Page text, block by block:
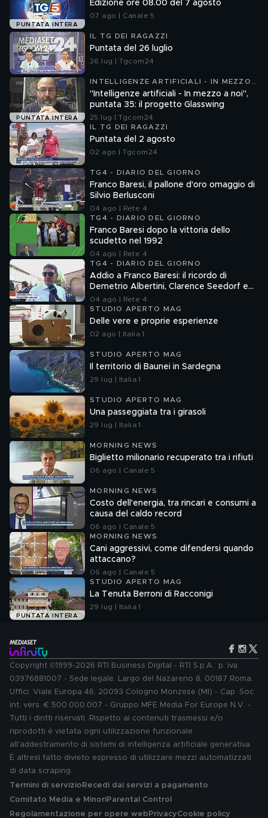
PUNTATA INTERA
Edizione ore 08.00 del 7 agosto
07 ago | Canale 5
IL TG DEI RAGAZZI
Puntata del 26 luglio
26 lug | Tgcom24
PUNTATA INTERA
INTELLIGENZE ARTIFICIALI - IN MEZZO
A NOI
"Intelligenze artificiali - In mezzo a noi",
puntata 35: il progetto Glasswing
25 lug | Tgcom24
IL TG DEI RAGAZZI
Puntata del 2 agosto
02 ago | Tgcom24
TG4 - DIARIO DEL GIORNO
Franco Baresi, il pallone d'oro omaggio di
Silvio Berlusconi
04 ago | Rete 4
TG4 - DIARIO DEL GIORNO
Franco Baresi dopo la vittoria dello
scudetto nel 1992
04 ago | Rete 4
TG4 - DIARIO DEL GIORNO
Addio a Franco Baresi: il ricordo di
Demetrio Albertini, Clarence Seedorf e
Giovanni Galli
04 ago | Rete 4
STUDIO APERTO MAG
Delle vere e proprie esperienze
02 ago | Italia 1
STUDIO APERTO MAG
Il territorio di Baunei in Sardegna
29 lug | Italia 1
STUDIO APERTO MAG
Una passeggiata tra i girasoli
29 lug | Italia 1
MORNING NEWS
Biglietto milionario recuperato tra i rifiuti
06 ago | Canale 5
MORNING NEWS
Costo dell'energia, tra rincari e consumi a
causa del caldo record
06 ago | Canale 5
MORNING NEWS
Cani aggressivi, come difendersi quando
attaccano?
06 ago | Canale 5
PUNTATA INTERA
STUDIO APERTO MAG
La Tenuta Berroni di Racconigi
29 lug | Italia 1
Copyright ©1999-2026 RTI Business Digital - RTI S.p.A.: p. iva
03976881007 - Sede legale: Largo del Nazareno 8, 00187 Roma.
Uffici: Viale Europa 46, 20093 Cologno Monzese (MI) - Cap. Soc.
int. vers. € 500.000.007 - Gruppo MFE Media For Europe N.V. -
Tutti i diritti riservati. Rispetto ai contenuti trasmessi e/o
riprodotti è vietata ogni utilizzazione funzionale
all'addestramento di sistemi di intelligenza artificiale generativa.
È altresì fatto divieto espresso di utilizzare mezzi automatizzati
di data scraping.
Termini di servizio Recedi dai servizi a pagamento
Comitato Media e MinoriParental Control
Regolamentazione per opere web PrivacyCookie policy